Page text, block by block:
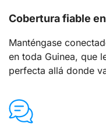
Cobertura fiable
Manténgase
en toda Guinea, que
perfecta allá donde